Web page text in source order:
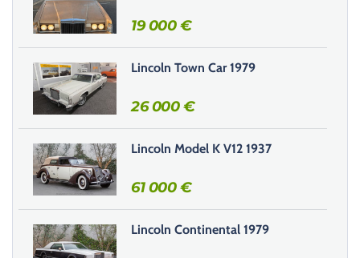
e
c
h
a
m
v
i
d
e
19 000€
Lincoln Town Car 1979
26 000€
Lincoln Model K V12 1937
61 000€
Lincoln Continental 1979